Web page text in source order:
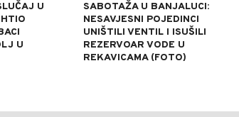
U
U
SABOTAŽA U BANJALUCI:
NESAVJESNI POJEDINCI
UNIŠTILI VENTIL I ISUŠILI
REZERVOAR VODE U
REKAVICAMA (FOTO)